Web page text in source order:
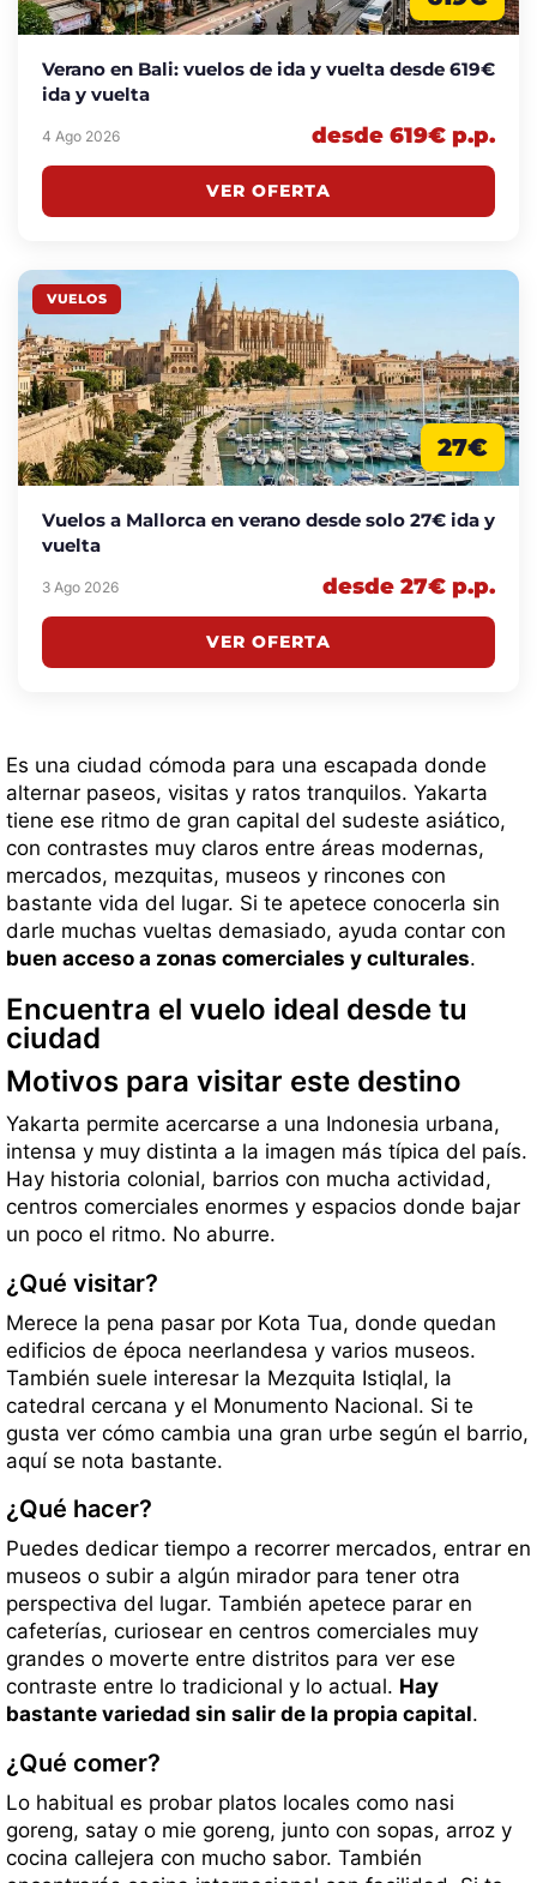
Verano en Bali: vuelos de ida y vuelta desde 619€
ida y vuelta
4 Ago 2026 desde 619€ p.p.
VER OFERTA
VUELOS
27€
Vuelos a Mallorca en verano desde solo 27€ ida y
vuelta
3 Ago 2026 desde 27€ p.p.
VER OFERTA
Es una ciudad cómoda para una escapada donde
alternar paseos, visitas y ratos tranquilos. Yakarta
tiene ese ritmo de gran capital del sudeste asiático,
con contrastes muy claros entre áreas modernas,
mercados, mezquitas, museos y rincones con
bastante vida del lugar. Si te apetece conocerla sin
darle muchas vueltas demasiado, ayuda contar con
buen acceso a zonas comerciales y culturales.
Encuentra el vuelo ideal desde tu
ciudad
Motivos para visitar este destino
Yakarta permite acercarse a una Indonesia urbana,
intensa y muy distinta a la imagen más típica del país.
Hay historia colonial, barrios con mucha actividad,
centros comerciales enormes y espacios donde bajar
un poco el ritmo. No aburre.
¿Qué visitar?
Merece la pena pasar por Kota Tua, donde quedan
edificios de época neerlandesa y varios museos.
También suele interesar la Mezquita Istiqlal, la
catedral cercana y el Monumento Nacional. Si te
gusta ver cómo cambia una gran urbe según el barrio,
aquí se nota bastante.
¿Qué hacer?
Puedes dedicar tiempo a recorrer mercados, entrar en
museos o subir a algún mirador para tener otra
perspectiva del lugar. También apetece parar en
cafeterías, curiosear en centros comerciales muy
grandes o moverte entre distritos para ver ese
contraste entre lo tradicional y lo actual. Hay
bastante variedad sin salir de la propia capital.
¿Qué comer?
Lo habitual es probar platos locales como nasi
goreng, satay o mie goreng, junto con sopas, arroz y
cocina callejera con mucho sabor. También